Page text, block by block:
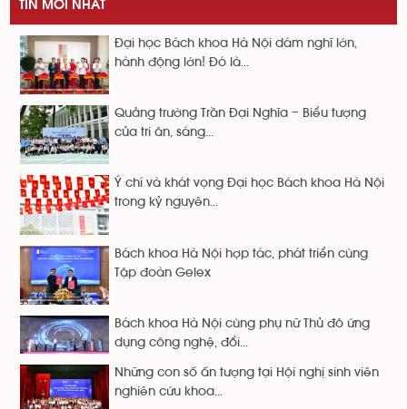
TIN MỚI NHẤT
Đại học Bách khoa Hà Nội dám nghĩ lớn,
hành động lớn! Đó là...
Quảng trường Trần Đại Nghĩa – Biểu tượng
của tri ân, sáng...
Ý chí và khát vọng Đại học Bách khoa Hà Nội
trong kỷ nguyên...
Bách khoa Hà Nội hợp tác, phát triển cùng
Tập đoàn Gelex
Bách khoa Hà Nội cùng phụ nữ Thủ đô ứng
dụng công nghệ, đổi...
Những con số ấn tượng tại Hội nghị sinh viên
nghiên cứu khoa...